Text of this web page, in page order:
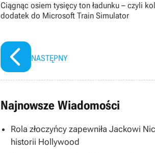
aniżeli redaktorskie. Posiada
Ciągnąc osiem tysięcy ton ładunku – czyli
dodatek do Microsoft Train Simulator
NASTĘPNY
Najnowsze Wiadomości
Rola złoczyńcy zapewniła Jackowi
historii Hollywood